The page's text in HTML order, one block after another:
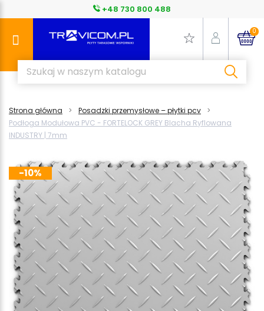
+48 730 800 488
0
Strona główna
Posadzki przemysłowe – płytki pcv
Podłoga Modułowa PVC - FORTELOCK GREY Blacha Ryflowana
INDUSTRY | 7mm
-10%